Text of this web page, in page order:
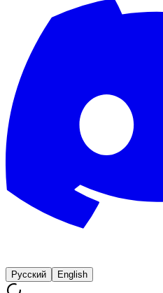
Русский English